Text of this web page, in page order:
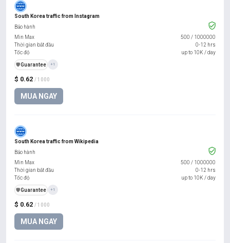
South Korea traffic from Instagram
$ 0.62 / 1000
MUA NGAY
Bảo hành
Min Max
500 / 1000000
Thời gian bắt đầu
0-12 hrs
Tốc độ
up to 10K / day
️🛡️Guarantee +1
South Korea traffic from Wikipedia
$ 0.62 / 1000
MUA NGAY
Bảo hành
Min Max
500 / 1000000
Thời gian bắt đầu
0-12 hrs
Tốc độ
up to 10K / day
️🛡️Guarantee +1